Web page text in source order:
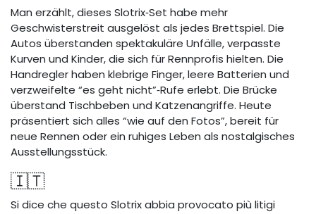
Man erzählt, dieses Slotrix‑Set habe mehr
Geschwisterstreit ausgelöst als jedes Brettspiel. Die
Autos überstanden spektakuläre Unfälle, verpasste
Kurven und Kinder, die sich für Rennprofis hielten. Die
Handregler haben klebrige Finger, leere Batterien und
verzweifelte “es geht nicht”‑Rufe erlebt. Die Brücke
überstand Tischbeben und Katzenangriffe. Heute
präsentiert sich alles “wie auf den Fotos”, bereit für
neue Rennen oder ein ruhiges Leben als nostalgisches
Ausstellungsstück.
🇮🇹
Si dice che questo Slotrix abbia provocato più litigi